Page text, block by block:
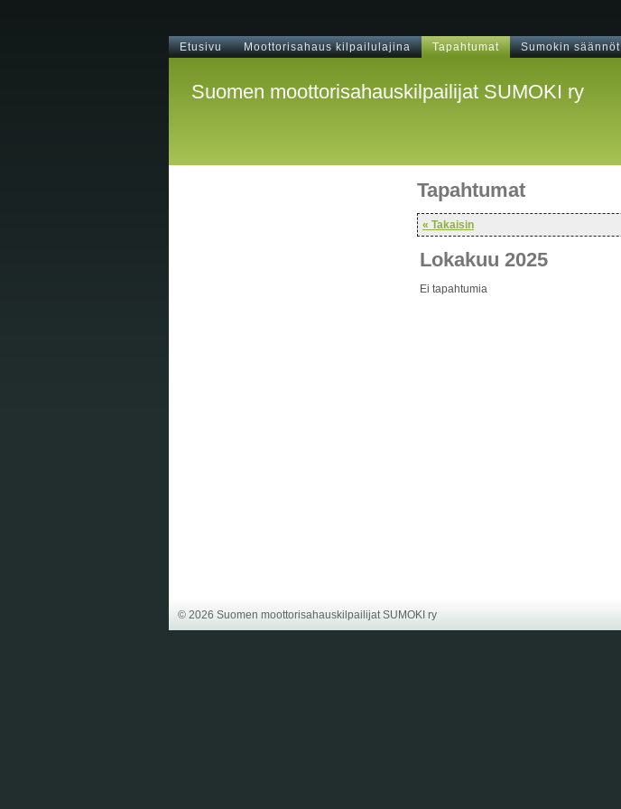
Etusivu Moottorisahaus kilpailulajina Tapahtumat Sumokin säännöt
Suomen moottorisahauskilpailijat SUMOKI ry
Tapahtumat
« Takaisin
Lokakuu 2025
Ei tapahtumia
© 2026 Suomen moottorisahauskilpailijat SUMOKI ry